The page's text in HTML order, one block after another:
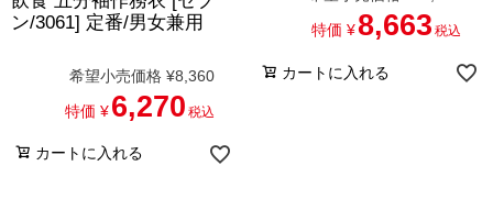
ン/3061] 定番/男女兼用
希望小売価格 ¥8,360
特価 ¥ 6,270 税込
カートに入れる
特価 ¥8,663 税込
カートに入れる